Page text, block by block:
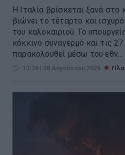
Η Ιταλία βρίσκεται ξανά
βιώνει το τέταρτο και
του καλοκαιριού. Το
κόκκινο συναγερμό και τις
παρακολουθεί μέσω του εθν...
13:26 | 08 Αυγούστου 2026